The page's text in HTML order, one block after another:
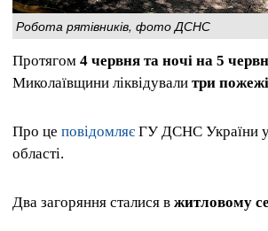
Робота рятівників, фото ДСНС
Протягом 4 червня та ночі на 5
Миколаївщини ліквідували три пожежі
Про це повідомляє ГУ ДСНС України у
області.
Два загоряння сталися в житловому